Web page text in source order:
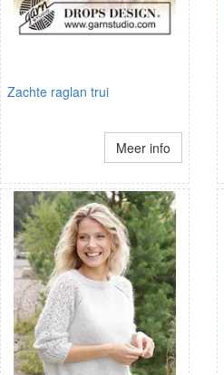
Zachte raglan trui
Meer info